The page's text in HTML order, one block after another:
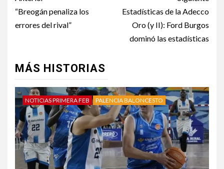
“Breogán penaliza los
errores del rival”
Estadísticas de la Adecco
Oro (y II): Ford Burgos
dominó las estadísticas
MÁS HISTORIAS
NOTICIAS PRIMERA FEB PALENCIA BALONCESTO